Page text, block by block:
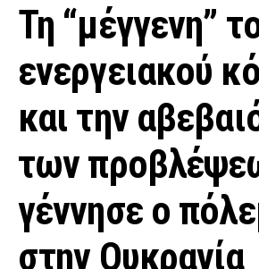
Τη “μέγγενη”
ενεργειακού
και την
των
γέννησε ο
στην Ουκρανία